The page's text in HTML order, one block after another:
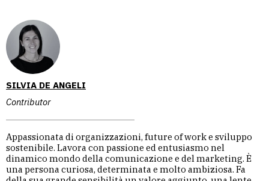
SILVIA DE ANGELI
Contributor
Appassionata di organizzazioni, future of work e sviluppo
sostenibile. Lavora con passione ed entusiasmo nel
dinamico mondo della comunicazione e del marketing. È
una persona curiosa, determinata e molto ambiziosa. Fa